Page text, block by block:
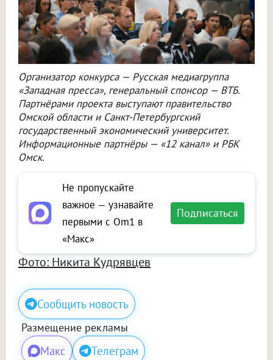
Организатор конкурса — Русская медиагруппа
«Западная пресса», генеральный спонсор — ВТБ.
Партнёрами проекта выступают правительство
Омской области и Санкт-Петербургский
государственный экономический университет.
Информационные партнёры — «12 канал» и РБК
Омск.
Не пропускайте
важное — узнавайте
первыми с Om1 в
«Макс»
Подписаться
Фото: Никита Кудрявцев
Сообщить новость
Размещение рекламы
Макс Телеграм